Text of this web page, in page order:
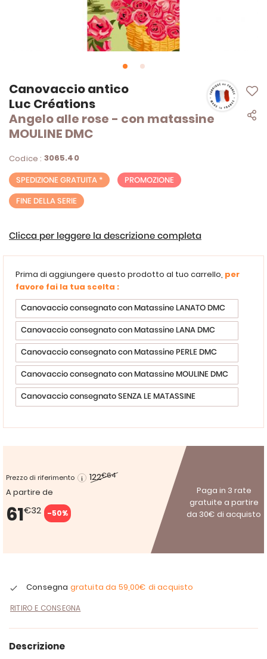
Canovaccio antico
Luc Créations
Angelo alle rose - con matassine
MOULINE DMC
Codice : 3065.40
SPEDIZIONE GRATUITA * PROMOZIONE
FINE DELLA SERIE
Clicca per leggere la descrizione completa
Prima di aggiungere questo prodotto al tuo carrello, per
favore fai la tua scelta :
Canovaccio consegnato con Matassine LANATO DMC
Canovaccio consegnato con Matassine LANA DMC
Canovaccio consegnato con Matassine PERLE DMC
Canovaccio consegnato con Matassine MOULINE DMC
Canovaccio consegnato SENZA LE MATASSINE
Prezzo di riferimento 122€64
A partire de
61€32 -50%
Paga in 3 rate
gratuite a partire
da 30€ di acquisto
Consegna gratuita da 59,00€ di acquisto
RITIRO E CONSEGNA
Vai
all'inizio
della
galleria
di
Descrizione